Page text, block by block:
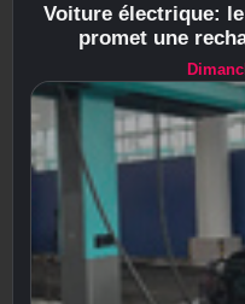
Voiture électrique:
promet une